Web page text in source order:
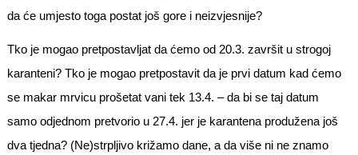
da će umjesto toga postat još gore i neizvjesnije?
Tko je mogao pretpostavljat da ćemo od 20.3. završit u strogoj
karanteni? Tko je mogao pretpostavit da je prvi datum kad ćemo
se makar mrvicu prošetat vani tek 13.4. – da bi se taj datum
samo odjednom pretvorio u 27.4. jer je karantena produžena još
dva tjedna? (Ne)strpljivo križamo dane, a da više ni ne znamo